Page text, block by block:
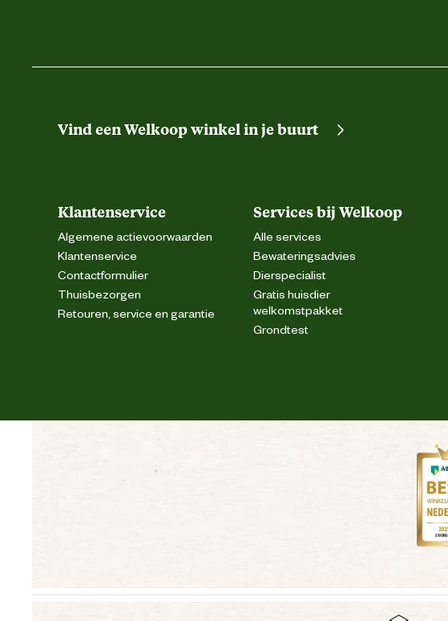
Vind een Welkoop winkel in je buurt
Klantenservice
Algemene actievoorwaarden
Klantenservice
Contactformulier
Thuisbezorgen
Retouren, service en garantie
Services bij Welkoop
Alle services
Bewateringsadvies
Dierspecialist
Gratis huisdier
welkomstpakket
Grondtest